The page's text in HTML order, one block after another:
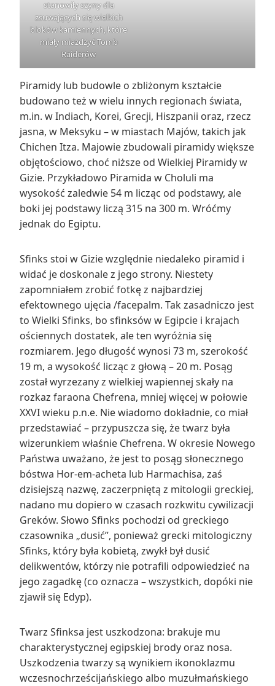
stanowiły szyny dla
zsuwających się wielkich
bloków kamiennych, które
miały miażdżyć Tomb
Raiderów
Piramidy lub budowle o zbliżonym kształcie
budowano też w wielu innych regionach świata,
m.in. w Indiach, Korei, Grecji, Hiszpanii oraz, rzecz
jasna, w Meksyku – w miastach Majów, takich jak
Chichen Itza. Majowie zbudowali piramidy większe
objętościowo, choć niższe od Wielkiej Piramidy w
Gizie. Przykładowo Piramida w Choluli ma
wysokość zaledwie 54 m licząc od podstawy, ale
boki jej podstawy liczą 315 na 300 m. Wróćmy
jednak do Egiptu.
Sfinks stoi w Gizie względnie niedaleko piramid i
widać je doskonale z jego strony. Niestety
zapomniałem zrobić fotkę z najbardziej
efektownego ujęcia /facepalm. Tak zasadniczo jest
to Wielki Sfinks, bo sfinksów w Egipcie i krajach
ościennych dostatek, ale ten wyróżnia się
rozmiarem. Jego długość wynosi 73 m, szerokość
19 m, a wysokość licząc z głową – 20 m. Posąg
został wyrzezany z wielkiej wapiennej skały na
rozkaz faraona Chefrena, mniej więcej w połowie
XXVI wieku p.n.e. Nie wiadomo dokładnie, co miał
przedstawiać – przypuszcza się, że twarz była
wizerunkiem właśnie Chefrena. W okresie Nowego
Państwa uważano, że jest to posąg słonecznego
bóstwa Hor-em-acheta lub Harmachisa, zaś
dzisiejszą nazwę, zaczerpniętą z mitologii greckiej,
nadano mu dopiero w czasach rozkwitu cywilizacji
Greków. Słowo Sfinks pochodzi od greckiego
czasownika „dusić”, ponieważ grecki mitologiczny
Sfinks, który była kobietą, zwykł był dusić
delikwentów, którzy nie potrafili odpowiedzieć na
jego zagadkę (co oznacza – wszystkich, dopóki nie
zjawił się Edyp).
Twarz Sfinksa jest uszkodzona: brakuje mu
charakterystycznej egipskiej brody oraz nosa.
Uszkodzenia twarzy są wynikiem ikonoklazmu
wczesnochrześcijańskiego albo muzułmańskiego